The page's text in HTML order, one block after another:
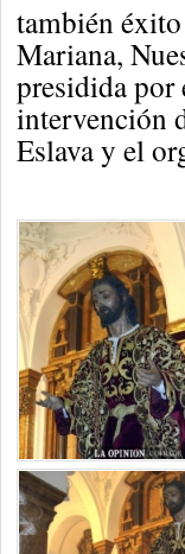
también
Mariana,
presidida
intervención
Eslava y el